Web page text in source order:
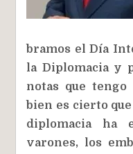
bramos el Día
la Diplomacia y
notas que
bien es cierto
diplomacia ha
varones, los